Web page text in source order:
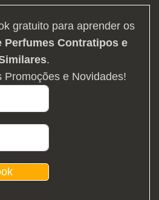
gratuito para aprender os
Perfumes Contratipos e
.
Promoções e Novidades!